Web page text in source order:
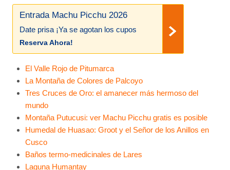
Entrada Machu Picchu 2026
Date prisa ¡Ya se agotan los cupos
Reserva Ahora!
El Valle Rojo de Pitumarca
La Montaña de Colores de Palcoyo
Tres Cruces de Oro: el amanecer más hermoso del
mundo
Montaña Putucusi: ver Machu Picchu gratis es posible
Humedal de Huasao: Groot y el Señor de los Anillos en
Cusco
Baños termo-medicinales de Lares
Laguna Humantay